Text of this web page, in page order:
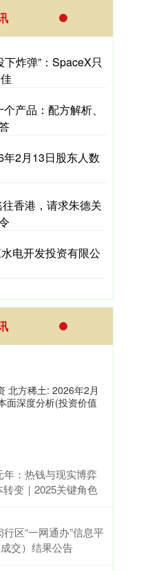
炸弹”：SpaceX只
产品：配方解析、
2月13日股东人数
香港，请求朱德关
电开发投资有限公
北方稀土: 2026年2月
面深度分析(投资价值
：热钱与现实博弈
变｜2025关键角色
区“一网通办”信息平
交）结果公告